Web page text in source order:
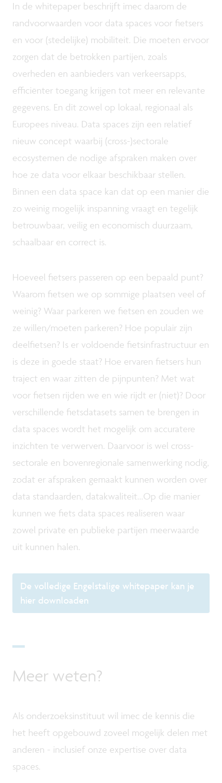
In de whitepaper beschrijft imec daarom de
randvoorwaarden voor data spaces voor fietsers
en voor (stedelijke) mobiliteit. Die moeten ervoor
zorgen dat de betrokken partijen, zoals
overheden en aanbieders van verkeersapps,
efficiënter toegang krijgen tot meer en relevante
gegevens. En dit zowel op lokaal, regionaal als
Europees niveau. Data spaces zijn een relatief
nieuw concept waarbij (cross-)sectorale
ecosystemen de nodige afspraken maken over
hoe ze data voor elkaar beschikbaar stellen.
Binnen een data space kan dat op een manier die
zo weinig mogelijk inspanning vraagt en tegelijk
betrouwbaar, veilig en economisch duurzaam,
schaalbaar en correct is.
Hoeveel fietsers passeren op een bepaald punt?
Waarom fietsen we op sommige plaatsen veel of
weinig? Waar parkeren we fietsen en zouden we
ze willen/moeten parkeren? Hoe populair zijn
deelfietsen? Is er voldoende fietsinfrastructuur en
is deze in goede staat? Hoe ervaren fietsers hun
traject en waar zitten de pijnpunten? Met wat
voor fietsen rijden we en wie rijdt er (niet)? Door
verschillende fietsdatasets samen te brengen in
data spaces wordt het mogelijk om accuratere
inzichten te verwerven. Daarvoor is wel cross-
sectorale en bovenregionale samenwerking nodig,
zodat er afspraken gemaakt kunnen worden over
data standaarden, datakwaliteit...Op die manier
kunnen we fiets data spaces realiseren waar
zowel private en publieke partijen meerwaarde
uit kunnen halen.
De volledige Engelstalige whitepaper kan je
hier downloaden
Meer weten?
Als onderzoeksinstituut wil imec de kennis die
het heeft opgebouwd zoveel mogelijk delen met
anderen - inclusief onze expertise over data
spaces.